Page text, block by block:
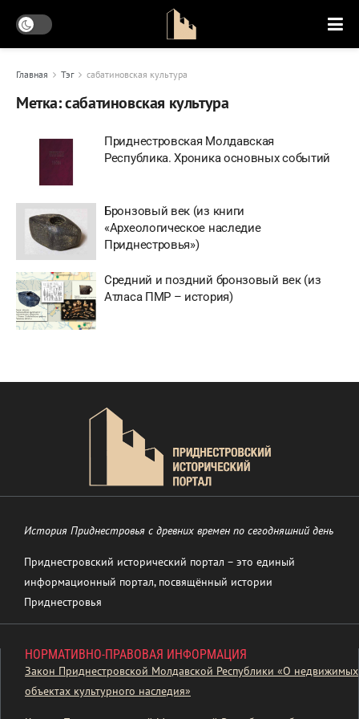
Главная Тэг сабатиновская культура
Метка:сабатиновская культура
Приднестровская Молдавская
Республика. Хроника основных событий
Бронзовый век (из книги
«Археологическое наследие
Приднестровья»)
Средний и поздний бронзовый век (из
Атласа ПМР – история)
История Приднестровья с древних времен по сегодняшний день
Приднестровский исторический портал – это единый
информационный портал, посвящённый истории
Приднестровья
НОРМАТИВНО-ПРАВОВАЯ ИНФОРМАЦИЯ
Закон Приднестровской Молдавской Республики «О недвижимых
объектах культурного наследия»